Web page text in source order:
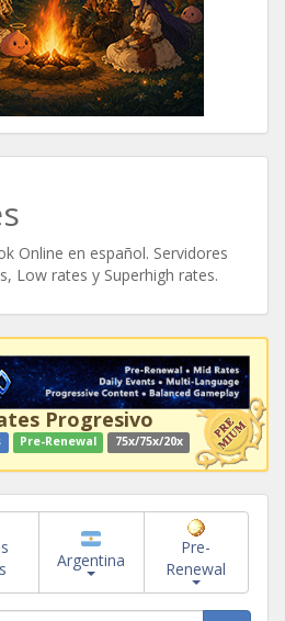
Online en español. Servidores
Low rates y Superhigh rates.
Progresivo
Pre-Renewal 75x/75x/20x
Argentina
Pre-
Renewal